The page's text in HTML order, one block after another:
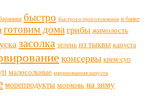
быстро быстрого приготовления в банке
готовим дома грибы жимолость
засолка зелень из тыквы капуста
консервы крем-суп
малосольные маринованная капуста
морепродукты морковь на зиму